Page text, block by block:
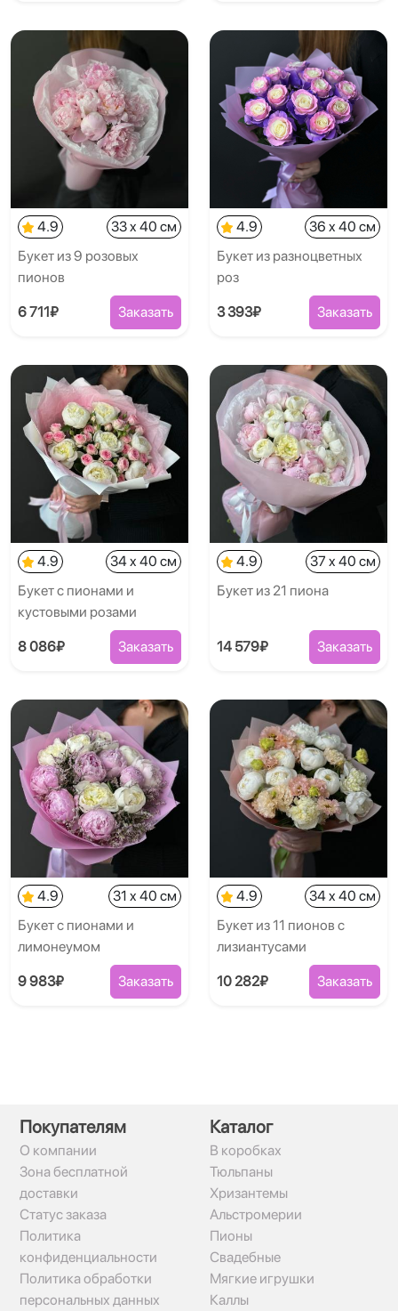
4.9
33 x 40 см
Букет из 9 розовых
пионов
6 711₽ Заказать
4.9
36 x 40 см
Букет из разноцветных
роз
3 393₽ Заказать
4.9
34 x 40 см
Букет с пионами и
кустовыми розами
8 086₽ Заказать
4.9
37 x 40 см
Букет из 21 пиона
14 579₽ Заказать
4.9
31 x 40 см
Букет с пионами и
лимонеумом
9 983₽ Заказать
4.9
34 x 40 см
Букет из 11 пионов с
лизиантусами
10 282₽ Заказать
Покупателям
О компании
Зона бесплатной
доставки
Статус заказа
Политика
конфиденциальности
Политика обработки
персональных данных
Каталог
В коробках
Тюльпаны
Хризантемы
Альстромерии
Пионы
Свадебные
Мягкие игрушки
Каллы